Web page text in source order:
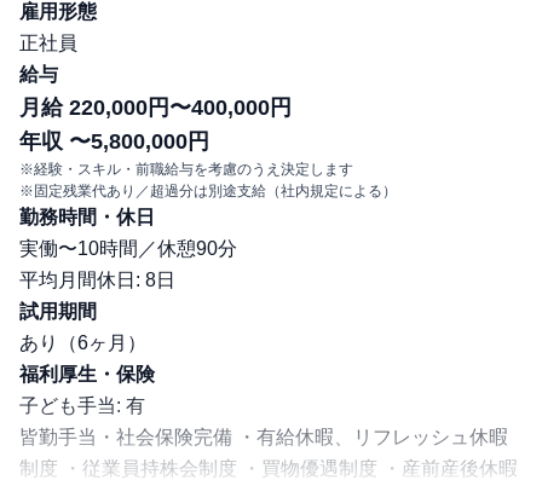
雇用形態
正社員
給与
月給 220,000円〜400,000円
年収 〜5,800,000円
※経験・スキル・前職給与を考慮のうえ決定します
※固定残業代あり／超過分は別途支給（社内規定による）
勤務時間・休日
実働〜10時間／休憩90分
平均月間休日: 8日
試用期間
あり（6ヶ月）
福利厚生・保険
子ども手当: 有
皆勤手当・社会保険完備 ・有給休暇、リフレッシュ休暇
制度 ・従業員持株会制度 ・買物優遇制度 ・産前産後休暇